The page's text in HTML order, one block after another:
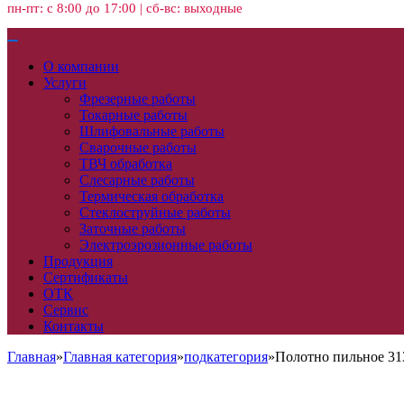
пн-пт: с 8:00 до 17:00 | сб-вс: выходные
О компании
Услуги
Фрезерные работы
Токарные работы
Шлифовальные работы
Сварочные работы
ТВЧ обработка
Слесарные работы
Термическая обработка
Стеклоструйные работы
Заточные работы
Электроэрозионные работы
Продукция
Сертификаты
ОТК
Сервис
Контакты
Главная»Главная категория»подкатегория»Полотно пильное